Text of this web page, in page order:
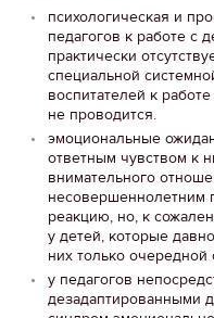
психологическая и
педагогов к работе с
практически
специальной
воспитателей к
не проводится.
эмоциональные
ответным чувством к
внимательного
несовершеннолетним
реакцию, но, к
у детей, которые
них только очередной
у педагогов
дезадаптированными